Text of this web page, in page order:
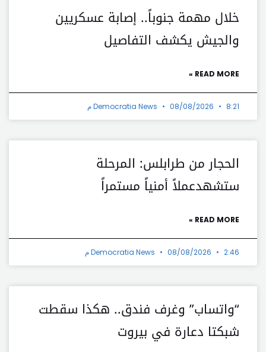
خلال مهمة جنوباً.. إصابة عسكريين
والجيش يكشف التفاصيل
READ MORE »
Democratia News 08/08/2026 8:21 م
الحجار من طرابلس: المرحلة
ستشهدعملاً أمنياً مستمراً
READ MORE »
Democratia News 08/08/2026 2:46 م
“واتساب” وغرف فندق.. هكذا سقطت
شبكتا دعارة في بيروت